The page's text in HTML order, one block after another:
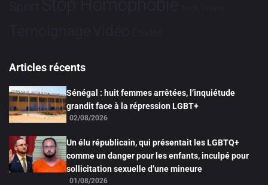
Sport Stop Homophobie Tech Tribune
TémoignageVidéo Études
Articles récents
Sénégal : huit femmes arrêtées, l’inquiétude
grandit face à la répression LGBT+
02/08/2026
Un élu républicain, qui présentait les LGBTQ+
comme un danger pour les enfants, inculpé pour
sollicitation sexuelle d’une mineure
01/08/2026